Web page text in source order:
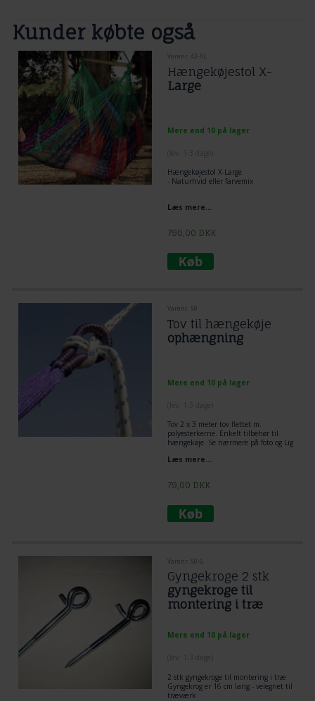
Kunder købte også
Varenr. 43-XL
Hængekøjestol X-
Large
Mere end 10 på lager
Hængekøjestol X-Large
- Naturhvid eller farvemix
Læs mere...
790,00 DKK
Varenr. 50
Tov til hængekøje
ophængning
Mere end 10 på lager
Tov 2 x 3 meter tov flettet m.
polyesterkerne. Enkelt tilbehør til
hængekøje. Se nærmere på foto og Lig
flagknob mellem hængekøje og tov.
Læs mere...
79,00 DKK
Varenr. 50-G
Gyngekroge 2 stk
gyngekroge til
montering i træ
Mere end 10 på lager
2 stk gyngekroge til montering i træ
Gyngekrog er 16 cm lang - velegnet til
træværk